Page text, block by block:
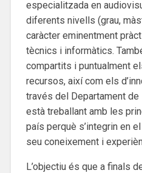
especialitzada en
diferents nivells (grau,
caràcter eminentment
tècnics i informàtics.
compartits i puntualment
recursos, així com els
través del Departament
està treballant amb les
país perquè s’integrin en
seu coneixement i
L’objectiu és que a finals